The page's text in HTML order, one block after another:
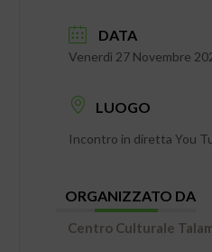
DATA
Venerdì 27 Novembre
LUOGO
Incontro in diretta You
ORGANIZZATO DA
Centro Culturale